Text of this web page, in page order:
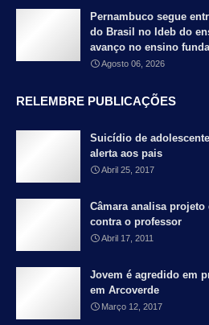
Pernambuco segue
do Brasil no Ideb do
avanço no ensino
Agosto 06, 2026
RELEMBRE PUBLICAÇÕES
Suicídio de
alerta aos pais
Abril 25, 2017
Câmara analisa
contra o professor
Abril 17, 2011
Jovem é agredido em
em Arcoverde
Março 12, 2017